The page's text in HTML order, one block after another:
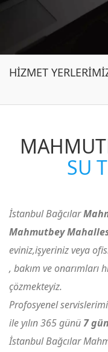
HIZMET
SU
İstanbul Bağcılar
Mahmutbey
eviniz,işyeriniz veya
, bakım ve onarımları
çözmekteyiz.
Profosyenel
ile yılın 365 günü 7
İstanbul Bağcılar